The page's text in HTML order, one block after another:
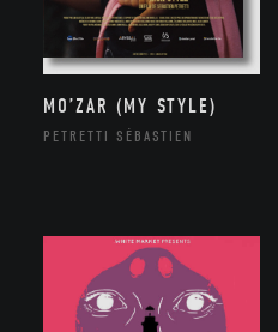
MO’ZAR (MY STYLE)
PETRETTI SÉBASTIEN